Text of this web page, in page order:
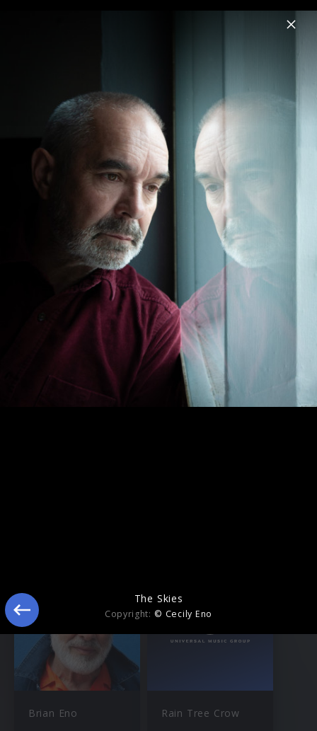
Menu
Home News Musik Videos Fotos
The Skies
Brian Eno Rain Tree Crow
The Skies
Copyright: © Cecily Eno